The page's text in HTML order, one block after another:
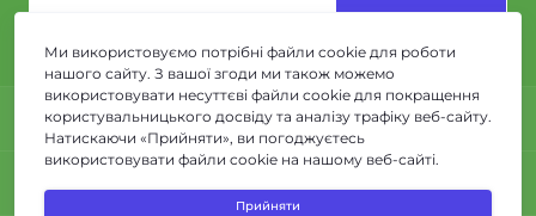
ІНФОРМАЦІЯ
Про нас
Доставка та Оплата
Ми використовуємо потрібні файли cookie для роботи
нашого сайту. З вашої згоди ми також можемо
використовувати несуттєві файли cookie для покращення
користувальницького досвіду та аналізу трафіку веб-сайту.
Натискаючи «Прийняти», ви погоджуєтесь
використовувати файли cookie на нашому веб-сайті.
Прийняти